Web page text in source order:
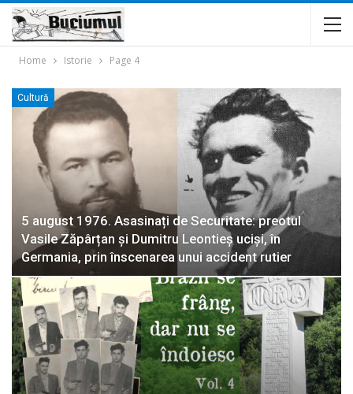
Home Istorie Page 4
Cultură
5 august 1976. Asasinați de Securitate: preotul
Vasile Zăpârțan și Dumitru Leontieș uciși, în
Germania, prin înscenarea unui accident rutier